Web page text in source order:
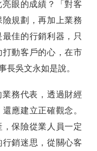
眼的成績？「對客
規劃，再加上業務
佳的行銷利器，只
動客戶的心，在市
長吳文永如是說。
務代表，透過財經
應建立正確觀念。
保險從業人員一定
銷迷思，從關心客